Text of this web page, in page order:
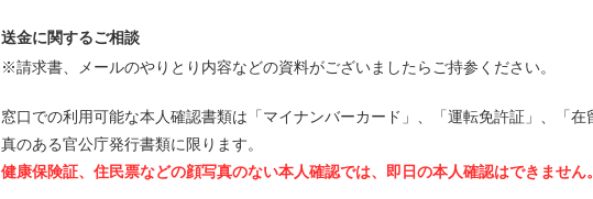
送金に関するご相談
※請求書、メールのやりとり内容などの資料がございましたらご持参ください。
窓口での利用可能な本人確認書類は「マイナンバーカード」、「運転免許証」、「
真のある官公庁発行書類に限ります。
健康保険証、住民票などの顔写真のない本人確認では、即日の本人確認はできません。